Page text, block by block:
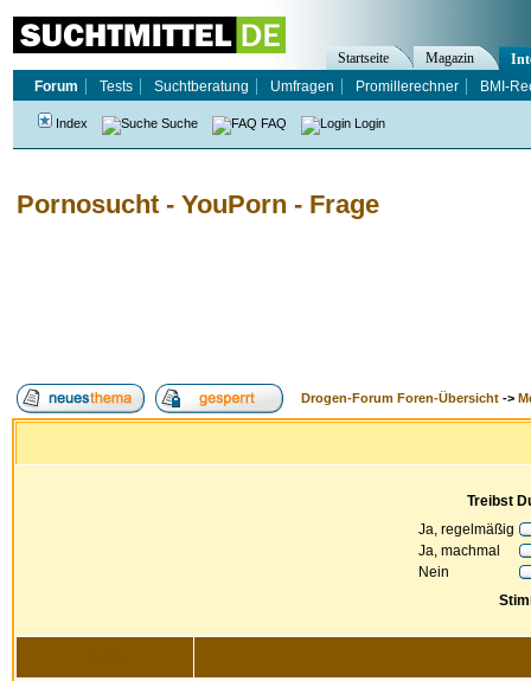
Pornosucht - YouPorn - Frage
Drogen-Forum Foren-Übersicht ->
Treibst
Ja, regelmäßig
Ja, machmal
Nein
Startseite Magazin
Forum
Tests Suchtberatung Umfragen Promillerechner BMI-
Index Suche FAQ Login